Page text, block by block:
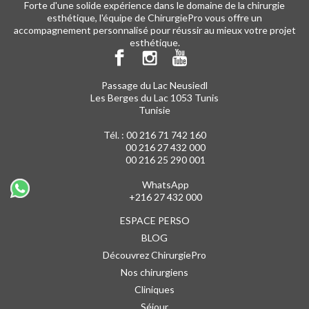
Forte d'une solide expérience dans le domaine de la chirurgie
esthétique, l'équipe de ChirurgiePro vous offre un
accompagnement personnalisé pour réussir au mieux votre projet
esthétique.
Passage du Lac Neusiedl
Les Berges du Lac 1053 Tunis
Tunisie
Tél. : 00 216 71 742 160
00 216 27 432 000
00 216 25 290 001
WhatsApp
+216 27 432 000
ESPACE PERSO
BLOG
Découvrez ChirurgiePro
Nos chirurgiens
Cliniques
Séjour